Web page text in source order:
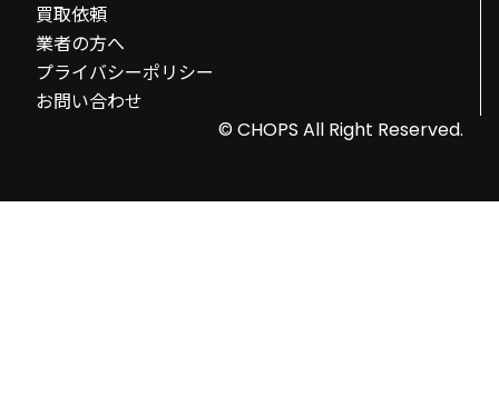
買取依頼
業者の方へ
プライバシーポリシー
お問い合わせ
© CHOPS All Right Reserved.